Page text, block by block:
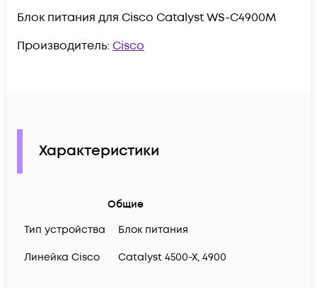
Блок питания для Cisco Catalyst WS-C4900M
Производитель: Cisco
Характеристики
Общие
Тип устройства
Блок питания
Линейка Cisco Catalyst 4500-X, 4900